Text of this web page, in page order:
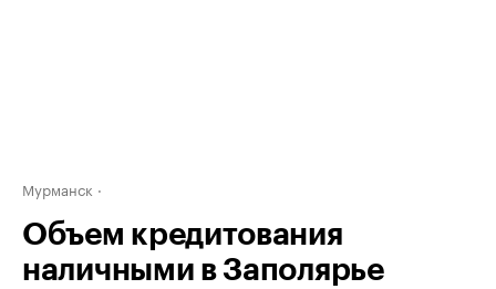
Мурманск
Объем кредитования
наличными в Заполярье